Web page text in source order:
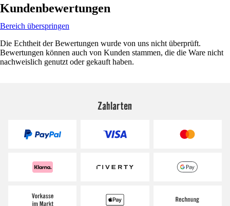
Kundenbewertungen
Bereich überspringen
Die Echtheit der Bewertungen wurde von uns nicht überprüft.
Bewertungen können auch von Kunden stammen, die die Ware nicht
nachweislich genutzt oder gekauft haben.
Zahlarten